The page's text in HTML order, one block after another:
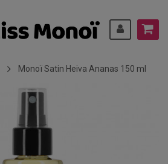
Monoï Satin Heiva Ananas 150 ml